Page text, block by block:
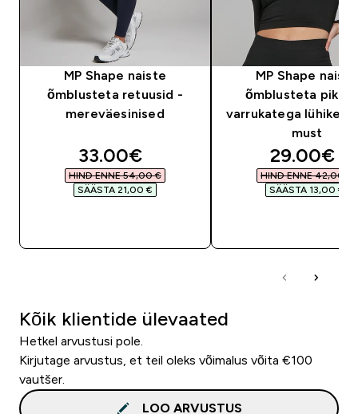
MP Shape naiste
õmblusteta retuusid -
mereväesinised
discounted price
33.00€‎
HIND ENNE 54,00 €‎
SÄÄSTA 21,00 €‎
MP Shape naiste
õmblusteta
varrukatega lühike
must
29.00€‎
HIND ENNE 42,00 €‎
SÄÄSTA 13,00 €‎
Kõik klientide ülevaated
Hetkel arvustusi pole.
Kirjutage arvustus, et teil oleks võimalus võita €100
vautšer.
LOO ARVUSTUS